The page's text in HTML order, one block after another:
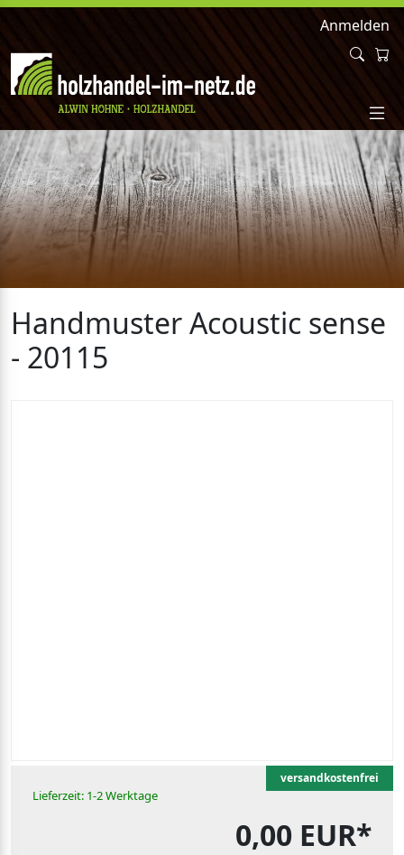
Anmelden
Handmuster Acoustic sense
- 20115
versandkostenfrei
Lieferzeit: 1-2 Werktage
0,00 EUR*